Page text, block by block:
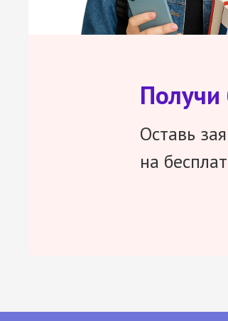
Оставь
на